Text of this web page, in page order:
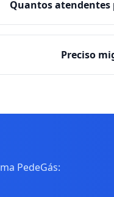
Quantos atendentes
Preciso
PedeGás: